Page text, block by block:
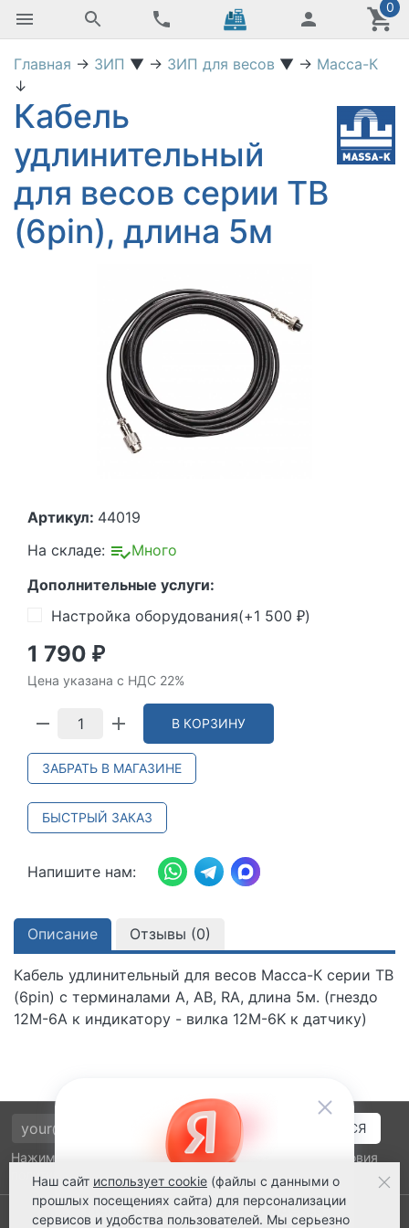
0
Главная → ЗИП ▼ → ЗИП для весов ▼ → Масса-К
↓
Кабель
удлинительный
для весов серии TB
(6pin), длина 5м
Артикул: 44019
На складе:
Много
Дополнительные услуги:
Настройка оборудования(+1 500 ₽)
1 790 ₽
Цена указана с НДС 22%
В КОРЗИНУ
ЗАБРАТЬ В МАГАЗИНЕ
БЫСТРЫЙ ЗАКАЗ
Напишите нам:
Описание Отзывы (0)
Кабель удлинительный для весов Масса-К серии TB
(6pin) с терминалами А, АВ, RA, длина 5м. (гнездо
12M-6A к индикатору - вилка 12M-6K к датчику)
Нажимая на кнопку подтверждения, я принимаю условия
политики обработки персональных данных
Выполнено заказов: 52520
Наш сайт использует cookie (файлы с данными о
прошлых посещениях сайта) для персонализации
сервисов и удобства пользователей. Мы серьезно